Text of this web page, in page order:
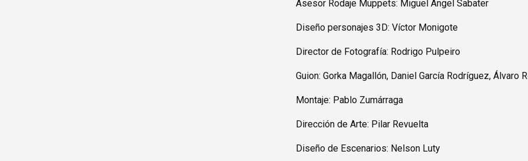
Asesor Rodaje Muppets: Miguel Ángel Sabater
Diseño personajes 3D: Víctor Monigote
Director de Fotografía: Rodrigo Pulpeiro
Guion: Gorka Magallón, Daniel García Rodríguez, Álvaro
Montaje: Pablo Zumárraga
Dirección de Arte: Pilar Revuelta
Diseño de Escenarios: Nelson Luty